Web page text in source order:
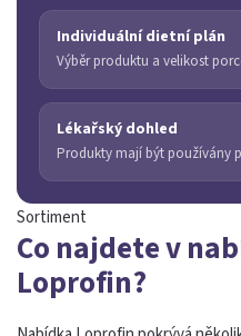
Individuální dietní plán
Výběr produktu a velikost
Lékařský dohled
Produkty mají být používány
Sortiment
Co najdete v
Loprofin?